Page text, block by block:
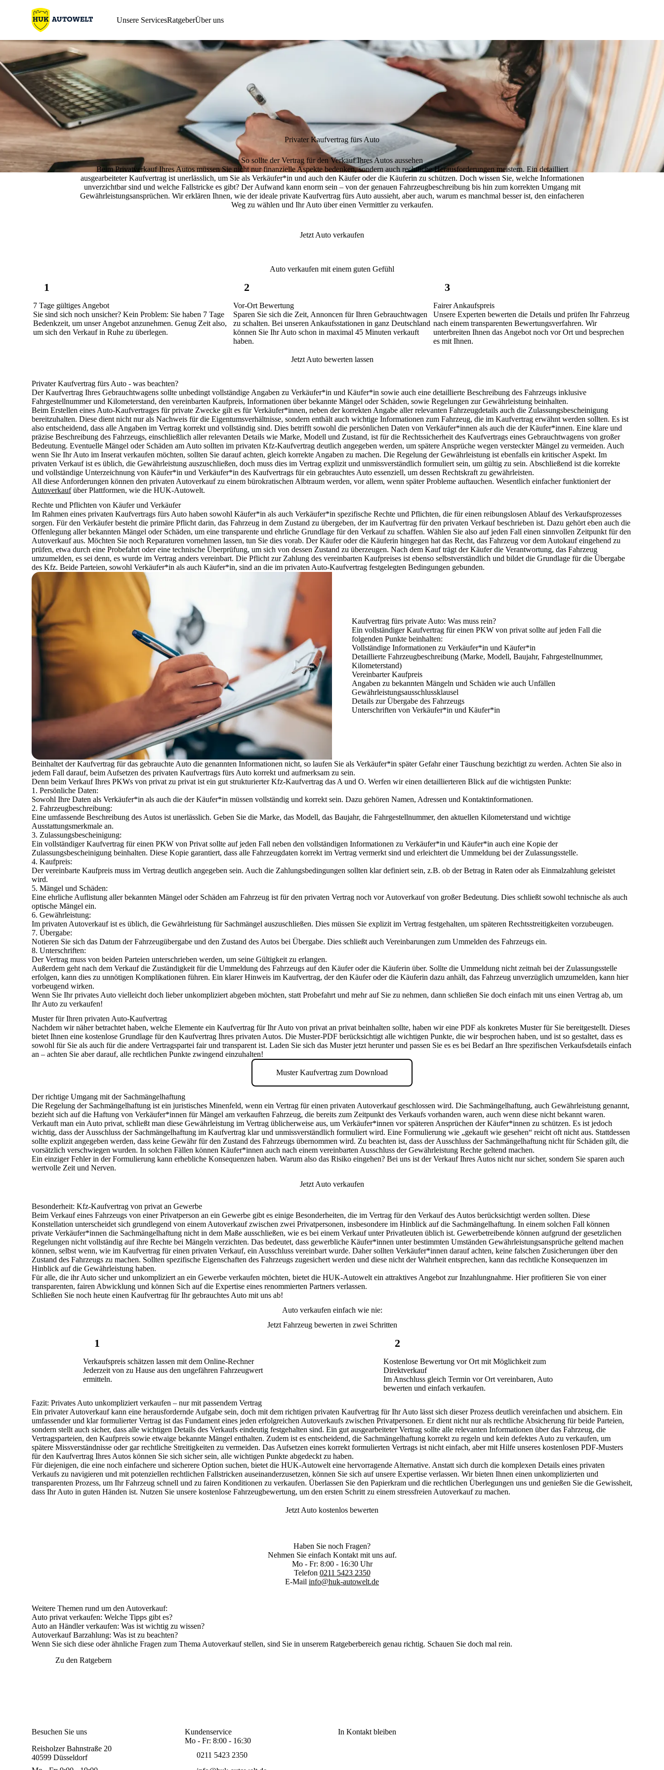
Unsere ServicesRatgeberÜber uns
Privater Kaufvertrag fürs Auto
So sollte der Vertrag für den Verkauf Ihres Autos aussehen
Beim Privatverkauf Ihres Autos müssen Sie nicht nur finanzielle Aspekte bedenken, sondern auch rechtliche Herausforderungen meistern. Ein detailliert
ausgearbeiteter Kaufvertrag ist unerlässlich, um Sie als Verkäufer*in und auch den Käufer oder die Käuferin zu schützen. Doch wissen Sie, welche Informationen
unverzichtbar sind und welche Fallstricke es gibt? Der Aufwand kann enorm sein – von der genauen Fahrzeugbeschreibung bis hin zum korrekten Umgang mit
Gewährleistungsansprüchen. Wir erklären Ihnen, wie der ideale private Kaufvertrag fürs Auto aussieht, aber auch, warum es manchmal besser ist, den einfacheren
Weg zu wählen und Ihr Auto über einen Vermittler zu verkaufen.
Jetzt Auto verkaufen
Auto verkaufen mit einem guten Gefühl
1
7 Tage gültiges Angebot
Sie sind sich noch unsicher? Kein Problem: Sie haben 7 Tage
Bedenkzeit, um unser Angebot anzunehmen. Genug Zeit also,
um sich den Verkauf in Ruhe zu überlegen.
2
Vor-Ort Bewertung
Sparen Sie sich die Zeit, Annoncen für Ihren Gebrauchtwagen
zu schalten. Bei unseren Ankaufsstationen in ganz Deutschland
können Sie Ihr Auto schon in maximal 45 Minuten verkauft
haben.
3
Fairer Ankaufspreis
Unsere Experten bewerten die Details und prüfen Ihr Fahrzeug
nach einem transparenten Bewertungsverfahren. Wir
unterbreiten Ihnen das Angebot noch vor Ort und besprechen
es mit Ihnen.
Jetzt Auto bewerten lassen
Privater Kaufvertrag fürs Auto - was beachten?
Der Kaufvertrag Ihres Gebrauchtwagens sollte unbedingt vollständige Angaben zu Verkäufer*in und Käufer*in sowie auch eine detaillierte Beschreibung des Fahrzeugs inklusive
Fahrgestellnummer und Kilometerstand, den vereinbarten Kaufpreis, Informationen über bekannte Mängel oder Schäden, sowie Regelungen zur Gewährleistung beinhalten.
Beim Erstellen eines Auto-Kaufvertrages für private Zwecke gilt es für Verkäufer*innen, neben der korrekten Angabe aller relevanten Fahrzeugdetails auch die Zulassungsbescheinigung
bereitzuhalten. Diese dient nicht nur als Nachweis für die Eigentumsverhältnisse, sondern enthält auch wichtige Informationen zum Fahrzeug, die im Kaufvertrag erwähnt werden sollten. Es ist
also entscheidend, dass alle Angaben im Vertrag korrekt und vollständig sind. Dies betrifft sowohl die persönlichen Daten von Verkäufer*innen als auch die der Käufer*innen. Eine klare und
präzise Beschreibung des Fahrzeugs, einschließlich aller relevanten Details wie Marke, Modell und Zustand, ist für die Rechtssicherheit des Kaufvertrags eines Gebrauchtwagens von großer
Bedeutung. Eventuelle Mängel oder Schäden am Auto sollten im privaten Kfz-Kaufvertrag deutlich angegeben werden, um spätere Ansprüche wegen versteckter Mängel zu vermeiden. Auch
wenn Sie Ihr Auto im Inserat verkaufen möchten, sollten Sie darauf achten, gleich korrekte Angaben zu machen. Die Regelung der Gewährleistung ist ebenfalls ein kritischer Aspekt. Im
privaten Verkauf ist es üblich, die Gewährleistung auszuschließen, doch muss dies im Vertrag explizit und unmissverständlich formuliert sein, um gültig zu sein. Abschließend ist die korrekte
und vollständige Unterzeichnung von Käufer*in und Verkäufer*in des Kaufvertrags für ein gebrauchtes Auto essenziell, um dessen Rechtskraft zu gewährleisten.
All diese Anforderungen können den privaten Autoverkauf zu einem bürokratischen Albtraum werden, vor allem, wenn später Probleme auftauchen. Wesentlich einfacher funktioniert der
Autoverkaufüber Plattformen, wie die HUK-Autowelt.
Rechte und Pflichten von Käufer und Verkäufer
Im Rahmen eines privaten Kaufvertrags fürs Auto haben sowohl Käufer*in als auch Verkäufer*in spezifische Rechte und Pflichten, die für einen reibungslosen Ablauf des Verkaufsprozesses
sorgen. Für den Verkäufer besteht die primäre Pflicht darin, das Fahrzeug in dem Zustand zu übergeben, der im Kaufvertrag für den privaten Verkauf beschrieben ist. Dazu gehört eben auch die
Offenlegung aller bekannten Mängel oder Schäden, um eine transparente und ehrliche Grundlage für den Verkauf zu schaffen. Wählen Sie also auf jeden Fall einen sinnvollen Zeitpunkt für den
Autoverkauf aus. Möchten Sie noch Reparaturen vornehmen lassen, tun Sie dies vorab. Der Käufer oder die Käuferin hingegen hat das Recht, das Fahrzeug vor dem Autokauf eingehend zu
prüfen, etwa durch eine Probefahrt oder eine technische Überprüfung, um sich von dessen Zustand zu überzeugen. Nach dem Kauf trägt der Käufer die Verantwortung, das Fahrzeug
umzumelden, es sei denn, es wurde im Vertrag anders vereinbart. Die Pflicht zur Zahlung des vereinbarten Kaufpreises ist ebenso selbstverständlich und bildet die Grundlage für die Übergabe
des Kfz. Beide Parteien, sowohl Verkäufer*in als auch Käufer*in, sind an die im privaten Auto-Kaufvertrag festgelegten Bedingungen gebunden.
Kaufvertrag fürs private Auto: Was muss rein?
Ein vollständiger Kaufvertrag für einen PKW von privat sollte auf jeden Fall die
folgenden Punkte beinhalten:
Vollständige Informationen zu Verkäufer*in und Käufer*in
Detaillierte Fahrzeugbeschreibung (Marke, Modell, Baujahr, Fahrgestellnummer,
Kilometerstand)
Vereinbarter Kaufpreis
Angaben zu bekannten Mängeln und Schäden wie auch Unfällen
Gewährleistungsausschlussklausel
Details zur Übergabe des Fahrzeugs
Unterschriften von Verkäufer*in und Käufer*in
Beinhaltet der Kaufvertrag für das gebrauchte Auto die genannten Informationen nicht, so laufen Sie als Verkäufer*in später Gefahr einer Täuschung bezichtigt zu werden. Achten Sie also in
jedem Fall darauf, beim Aufsetzen des privaten Kaufvertrags fürs Auto korrekt und aufmerksam zu sein.
Denn beim Verkauf Ihres PKWs von privat zu privat ist ein gut strukturierter Kfz-Kaufvertrag das A und O. Werfen wir einen detaillierteren Blick auf die wichtigsten Punkte:
Persönliche Daten:
Sowohl Ihre Daten als Verkäufer*in als auch die der Käufer*in müssen vollständig und korrekt sein. Dazu gehören Namen, Adressen und Kontaktinformationen.
Fahrzeugbeschreibung:
Eine umfassende Beschreibung des Autos ist unerlässlich. Geben Sie die Marke, das Modell, das Baujahr, die Fahrgestellnummer, den aktuellen Kilometerstand und wichtige
Ausstattungsmerkmale an.
Zulassungsbescheinigung:
Ein vollständiger Kaufvertrag für einen PKW von Privat sollte auf jeden Fall neben den vollständigen Informationen zu Verkäufer*in und Käufer*in auch eine Kopie der
Zulassungsbescheinigung beinhalten. Diese Kopie garantiert, dass alle Fahrzeugdaten korrekt im Vertrag vermerkt sind und erleichtert die Ummeldung bei der Zulassungsstelle.
Kaufpreis:
Der vereinbarte Kaufpreis muss im Vertrag deutlich angegeben sein. Auch die Zahlungsbedingungen sollten klar definiert sein, z.B. ob der Betrag in Raten oder als Einmalzahlung geleistet
wird.
Mängel und Schäden:
Eine ehrliche Auflistung aller bekannten Mängel oder Schäden am Fahrzeug ist für den privaten Vertrag noch vor Autoverkauf von großer Bedeutung. Dies schließt sowohl technische als auch
optische Mängel ein.
Gewährleistung:
Im privaten Autoverkauf ist es üblich, die Gewährleistung für Sachmängel auszuschließen. Dies müssen Sie explizit im Vertrag festgehalten, um späteren Rechtsstreitigkeiten vorzubeugen.
Übergabe:
Notieren Sie sich das Datum der Fahrzeugübergabe und den Zustand des Autos bei Übergabe. Dies schließt auch Vereinbarungen zum Ummelden des Fahrzeugs ein.
Unterschriften:
Der Vertrag muss von beiden Parteien unterschrieben werden, um seine Gültigkeit zu erlangen.
Außerdem geht nach dem Verkauf die Zuständigkeit für die Ummeldung des Fahrzeugs auf den Käufer oder die Käuferin über. Sollte die Ummeldung nicht zeitnah bei der Zulassungsstelle
erfolgen, kann dies zu unnötigen Komplikationen führen. Ein klarer Hinweis im Kaufvertrag, der den Käufer oder die Käuferin dazu anhält, das Fahrzeug unverzüglich umzumelden, kann hier
vorbeugend wirken.
Wenn Sie Ihr privates Auto vielleicht doch lieber unkompliziert abgeben möchten, statt Probefahrt und mehr auf Sie zu nehmen, dann schließen Sie doch einfach mit uns einen Vertrag ab, um
Ihr Auto zu verkaufen!
Muster für Ihren privaten Auto-Kaufvertrag
Nachdem wir näher betrachtet haben, welche Elemente ein Kaufvertrag für Ihr Auto von privat an privat beinhalten sollte, haben wir eine PDF als konkretes Muster für Sie bereitgestellt. Dieses
bietet Ihnen eine kostenlose Grundlage für den Kaufvertrag Ihres privaten Autos. Die Muster-PDF berücksichtigt alle wichtigen Punkte, die wir besprochen haben, und ist so gestaltet, dass es
sowohl für Sie als auch für die andere Vertragspartei fair und transparent ist. Laden Sie sich das Muster jetzt herunter und passen Sie es es bei Bedarf an Ihre spezifischen Verkaufsdetails einfach
an – achten Sie aber darauf, alle rechtlichen Punkte zwingend einzuhalten!
Muster Kaufvertrag zum Download
Der richtige Umgang mit der Sachmängelhaftung
Die Regelung der Sachmängelhaftung ist ein juristisches Minenfeld, wenn ein Vertrag für einen privaten Autoverkauf geschlossen wird. Die Sachmängelhaftung, auch Gewährleistung genannt,
bezieht sich auf die Haftung von Verkäufer*innen für Mängel am verkauften Fahrzeug, die bereits zum Zeitpunkt des Verkaufs vorhanden waren, auch wenn diese nicht bekannt waren.
Verkauft man ein Auto privat, schließt man diese Gewährleistung im Vertrag üblicherweise aus, um Verkäufer*innen vor späteren Ansprüchen der Käufer*innen zu schützen. Es ist jedoch
wichtig, dass der Ausschluss der Sachmängelhaftung im Kaufvertrag klar und unmissverständlich formuliert wird. Eine Formulierung wie „gekauft wie gesehen“ reicht oft nicht aus. Stattdessen
sollte explizit angegeben werden, dass keine Gewähr für den Zustand des Fahrzeugs übernommen wird. Zu beachten ist, dass der Ausschluss der Sachmängelhaftung nicht für Schäden gilt, die
vorsätzlich verschwiegen wurden. In solchen Fällen können Käufer*innen auch nach einem vereinbarten Ausschluss der Gewährleistung Rechte geltend machen.
Ein einziger Fehler in der Formulierung kann erhebliche Konsequenzen haben. Warum also das Risiko eingehen? Bei uns ist der Verkauf Ihres Autos nicht nur sicher, sondern Sie sparen auch
wertvolle Zeit und Nerven.
Jetzt Auto verkaufen
Besonderheit: Kfz-Kaufvertrag von privat an Gewerbe
Beim Verkauf eines Fahrzeugs von einer Privatperson an ein Gewerbe gibt es einige Besonderheiten, die im Vertrag für den Verkauf des Autos berücksichtigt werden sollten. Diese
Konstellation unterscheidet sich grundlegend von einem Autoverkauf zwischen zwei Privatpersonen, insbesondere im Hinblick auf die Sachmängelhaftung. In einem solchen Fall können
private Verkäufer*innen die Sachmängelhaftung nicht in dem Maße ausschließen, wie es bei einem Verkauf unter Privatleuten üblich ist. Gewerbetreibende können aufgrund der gesetzlichen
Regelungen nicht vollständig auf ihre Rechte bei Mängeln verzichten. Das bedeutet, dass gewerbliche Käufer*innen unter bestimmten Umständen Gewährleistungsansprüche geltend machen
können, selbst wenn, wie im Kaufvertrag für einen privaten Verkauf, ein Ausschluss vereinbart wurde. Daher sollten Verkäufer*innen darauf achten, keine falschen Zusicherungen über den
Zustand des Fahrzeugs zu machen. Sollten spezifische Eigenschaften des Fahrzeugs zugesichert werden und diese nicht der Wahrheit entsprechen, kann das rechtliche Konsequenzen im
Hinblick auf die Gewährleistung haben.
Für alle, die ihr Auto sicher und unkompliziert an ein Gewerbe verkaufen möchten, bietet die HUK-Autowelt ein attraktives Angebot zur Inzahlungnahme. Hier profitieren Sie von einer
transparenten, fairen Abwicklung und können Sich auf die Expertise eines renommierten Partners verlassen.
Schließen Sie noch heute einen Kaufvertrag für Ihr gebrauchtes Auto mit uns ab!
Auto verkaufen einfach wie nie:
Jetzt Fahrzeug bewerten in zwei Schritten
1
Verkaufspreis schätzen lassen mit dem Online-Rechner
Jederzeit von zu Hause aus den ungefähren Fahrzeugwert
ermitteln.
2
Kostenlose Bewertung vor Ort mit Möglichkeit zum
Direktverkauf
Im Anschluss gleich Termin vor Ort vereinbaren, Auto
bewerten und einfach verkaufen.
Fazit: Privates Auto unkompliziert verkaufen – nur mit passendem Vertrag
Ein privater Autoverkauf kann eine herausfordernde Aufgabe sein, doch mit dem richtigen privaten Kaufvertrag für Ihr Auto lässt sich dieser Prozess deutlich vereinfachen und absichern. Ein
umfassender und klar formulierter Vertrag ist das Fundament eines jeden erfolgreichen Autoverkaufs zwischen Privatpersonen. Er dient nicht nur als rechtliche Absicherung für beide Parteien,
sondern stellt auch sicher, dass alle wichtigen Details des Verkaufs eindeutig festgehalten sind. Ein gut ausgearbeiteter Vertrag sollte alle relevanten Informationen über das Fahrzeug, die
Vertragsparteien, den Kaufpreis sowie etwaige bekannte Mängel enthalten. Zudem ist es entscheidend, die Sachmängelhaftung korrekt zu regeln und kein defektes Auto zu verkaufen, um
spätere Missverständnisse oder gar rechtliche Streitigkeiten zu vermeiden. Das Aufsetzen eines korrekt formulierten Vertrags ist nicht einfach, aber mit Hilfe unseres kostenlosen PDF-Musters
für den Kaufvertrag Ihres Autos können Sie sich sicher sein, alle wichtigen Punkte abgedeckt zu haben.
Für diejenigen, die eine noch einfachere und sicherere Option suchen, bietet die HUK-Autowelt eine hervorragende Alternative. Anstatt sich durch die komplexen Details eines privaten
Verkaufs zu navigieren und mit potenziellen rechtlichen Fallstricken auseinanderzusetzen, können Sie sich auf unsere Expertise verlassen. Wir bieten Ihnen einen unkomplizierten und
transparenten Prozess, um Ihr Fahrzeug schnell und zu fairen Konditionen zu verkaufen. Überlassen Sie den Papierkram und die rechtlichen Überlegungen uns und genießen Sie die Gewissheit,
dass Ihr Auto in guten Händen ist. Nutzen Sie unsere kostenlose Fahrzeugbewertung, um den ersten Schritt zu einem stressfreien Autoverkauf zu machen.
Jetzt Auto kostenlos bewerten
Haben Sie noch Fragen?
Nehmen Sie einfach Kontakt mit uns auf.
Mo - Fr: 8:00 - 16:30 Uhr
Telefon 0211 5423 2350
E-Mail info@huk-autowelt.de
Weitere Themen rund um den Autoverkauf:
Auto privat verkaufen: Welche Tipps gibt es?
Auto an Händler verkaufen: Was ist wichtig zu wissen?
Autoverkauf Barzahlung: Was ist zu beachten?
Wenn Sie sich diese oder ähnliche Fragen zum Thema Autoverkauf stellen, sind Sie in unserem Ratgeberbereich genau richtig. Schauen Sie doch mal rein.
Zu den Ratgebern
Besuchen Sie uns
Reisholzer Bahnstraße 20
40599 Düsseldorf
Kundenservice
Mo - Fr: 8:00 - 16:30
0211 5423 2350
In Kontakt bleiben